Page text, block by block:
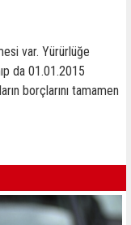
var. Yürürlüğe
da 01.01.2015
borçlarını tamamen